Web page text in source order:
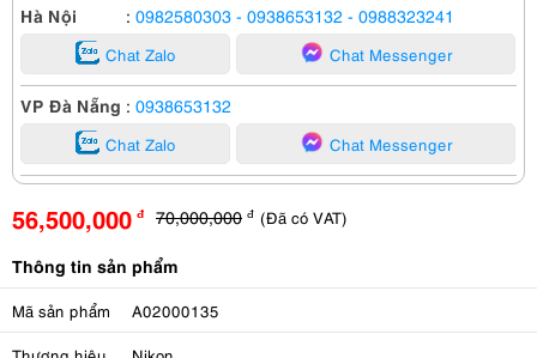
Hà Nội : 0982580303 - 0938653132 - 0988323241
Chat Zalo Chat Messenger
VP Đà Nẵng : 0938653132
Chat Zalo Chat Messenger
56,500,000 đ 70,000,000 đ (Đã có VAT)
Thông tin sản phẩm
Mã sản phẩm A02000135